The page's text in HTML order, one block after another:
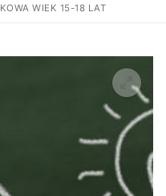
WIEK 15-18 LAT